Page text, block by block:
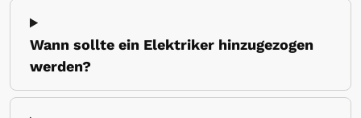
Wann sollte ein Elektriker hinzugezogen
werden?